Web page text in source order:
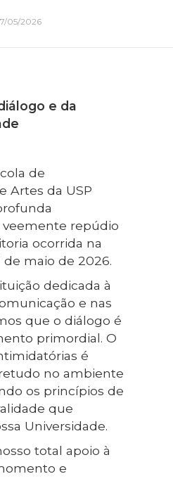
05/2026
e da
de
Artes da USP
repúdio
ocorrida na
maio de 2026.
dedicada à
e nas
que o diálogo é
primordial. O
é
no ambiente
os princípios de
que
Universidade.
total apoio à
e